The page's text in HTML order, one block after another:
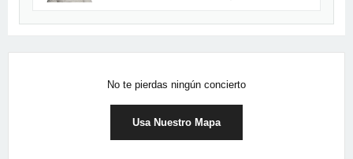
No te pierdas ningún concierto
Usa Nuestro Mapa